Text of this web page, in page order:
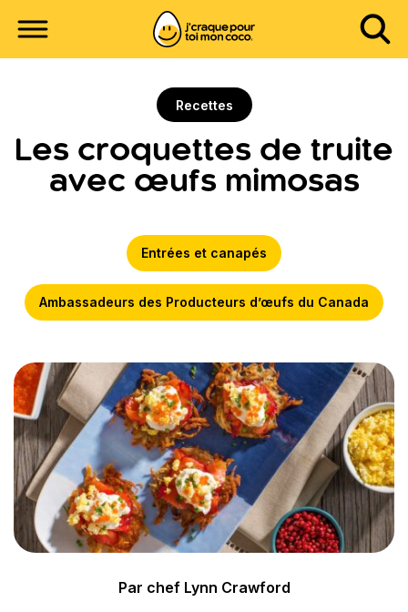
Recettes
Les croquettes de truite
avec œufs mimosas
Entrées et canapés
Ambassadeurs des Producteurs d’œufs du Canada
Par chef Lynn Crawford